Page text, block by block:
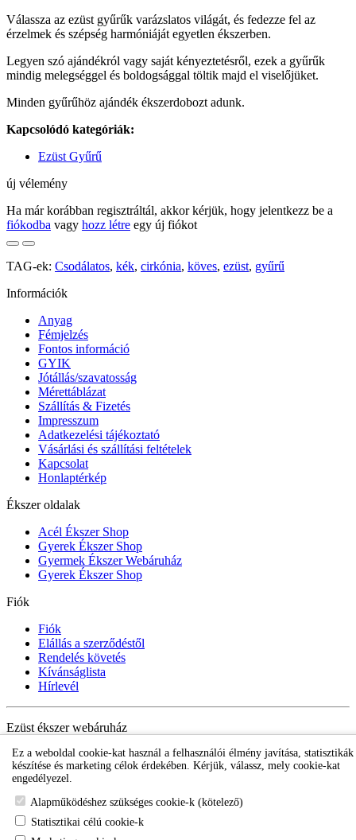
Válassza az ezüst gyűrűk varázslatos világát, és fedezze fel az
érzelmek és szépség harmóniáját egyetlen ékszerben.
Legyen szó ajándékról vagy saját kényeztetésről, ezek a gyűrűk
mindig melegséggel és boldogsággal töltik majd el viselőjüket.
Minden gyűrűhöz ajándék ékszerdobozt adunk.
Kapcsolódó kategóriák:
Ezüst Gyűrű
új vélemény
Ha már korábban regisztráltál, akkor kérjük, hogy jelentkezz be a
fiókodba vagy hozz létre egy új fiókot
TAG-ek: Csodálatos, kék, cirkónia, köves, ezüst, gyűrű
Információk
Anyag
Fémjelzés
Fontos információ
GYIK
Jótállás/szavatosság
Mérettáblázat
Szállítás & Fizetés
Impresszum
Adatkezelési tájékoztató
Vásárlási és szállítási feltételek
Kapcsolat
Honlaptérkép
Ékszer oldalak
Acél Ékszer Shop
Gyerek Ékszer Shop
Gyermek Ékszer Webáruház
Gyerek Ékszer Shop
Fiók
Fiók
Elállás a szerződéstől
Rendelés követés
Kívánságlista
Hírlevél
Ezüst ékszer webáruház
Ez a weboldal cookie-kat használ a felhasználói élmény javítása, statisztikák
készítése és marketing célok érdekében. Kérjük, válassz, mely cookie-kat
engedélyezel.
Alapműködéshez szükséges cookie-k (kötelező)
Statisztikai célú cookie-k